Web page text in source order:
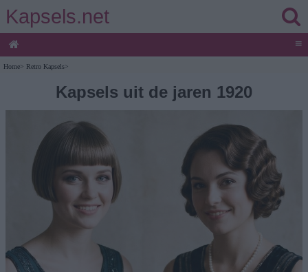
Kapsels.net
≡
Home> Retro Kapsels>
Kapsels uit de jaren 1920